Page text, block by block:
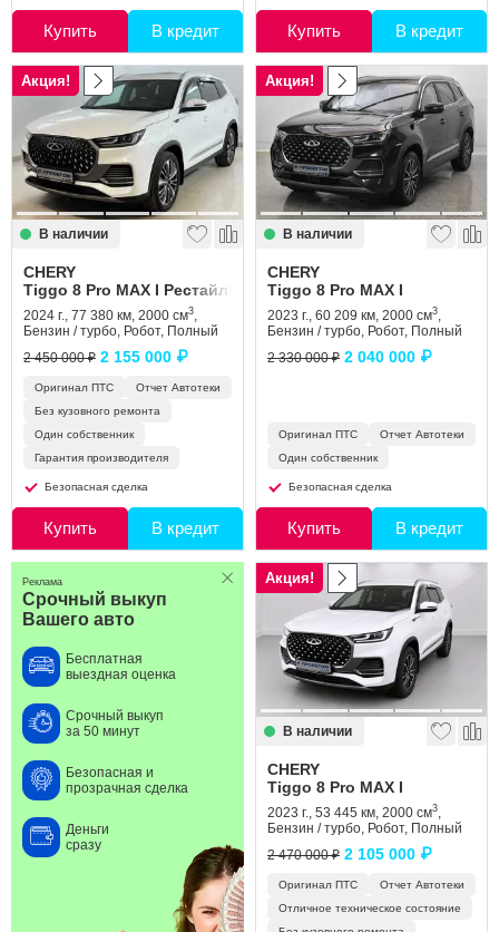
Купить В кредит Купить В кредит
Акция!
В наличии
CHERY
Tiggo 8 Pro MAX I Рестайлинг
2024 г., 77 380 км, 2000 см3,
Бензин / турбо, Робот, Полный
2 450 000 ₽ 2 155 000 ₽
Оригинал ПТС
Отчет Автотеки
Без кузовного ремонта
Один собственник
Гарантия производителя
Безопасная сделка
Купить В кредит
Акция!
В наличии
CHERY
Tiggo 8 Pro MAX I
2023 г., 60 209 км, 2000 см3,
Бензин / турбо, Робот, Полный
2 330 000 ₽ 2 040 000 ₽
Оригинал ПТС
Отчет Автотеки
Один собственник
Безопасная сделка
Купить В кредит
Срочный выкуп
Вашего авто
Бесплатная
выездная оценка
Срочный выкуп
за 50 минут
Безопасная и
прозрачная сделка
Деньги
сразу
Реклама Акция!
В наличии
CHERY
Tiggo 8 Pro MAX I
2023 г., 53 445 км, 2000 см3,
Бензин / турбо, Робот, Полный
2 470 000 ₽ 2 105 000 ₽
Оригинал ПТС
Отчет Автотеки
Отличное техническое состояние